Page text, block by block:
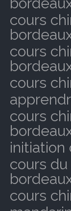
cours
cours
cours
cours
initiation
cours du
cours